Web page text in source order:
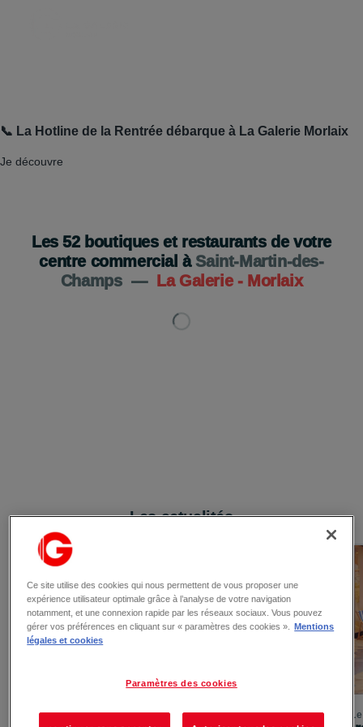
📞 La Hotline de la Rentrée débarque à La Galerie Morlaix
Je découvre
Les52boutiques et restaurants de votre
centre commercial à Saint-Martin-des-
Champs — La Galerie - Morlaix
Les actualités
Le 06/08/2026
Ce site utilise des cookies qui nous permettent de vous proposer une
expérience utilisateur optimale grâce à l’analyse de votre navigation
notamment, et une connexion rapide par les réseaux sociaux. Vous pouvez
gérer vos préférences en cliquant sur « paramètres des cookies ».
Mentions
légales et cookies
Paramètres des cookies